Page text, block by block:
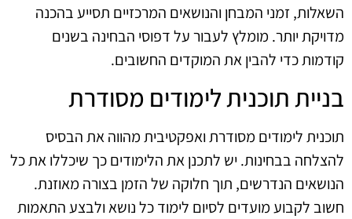
השאלות, זמני המבחן והנושאים המרכזיים תסייע בהכנה
מדויקת יותר. מומלץ לעבור על דפוסי הבחינה בשנים
קודמות כדי להבין את המוקדים החשובים.
בניית תוכנית לימודים מסודרת
תוכנית לימודים מסודרת ואפקטיבית מהווה את הבסיס
להצלחה בבחינות. יש לתכנן את הלימודים כך שיכללו את כל
הנושאים הנדרשים, תוך חלוקה של הזמן בצורה מאוזנת.
חשוב לקבוע מועדים לסיום לימוד כל נושא ולבצע התאמות